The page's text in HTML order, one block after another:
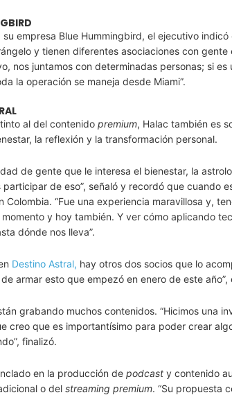
su empresa Blue Hummingbird, el ejecutivo
y tienen diferentes asociaciones con
nos juntamos con determinadas personas; si
la operación se maneja desde Miami”.
al del contenido premium, Halac también es
la reflexión y la transformación personal.
de gente que le interesa el bienestar, la
participar de eso”, señaló y recordó que cuando
Colombia. “Fue una experiencia maravillosa y,
momento y hoy también. Y ver cómo aplicando
dónde nos lleva”.
Destino Astral, hay otros dos socios que lo
armar esto que empezó en enero de este año”,
grabando muchos contenidos. “Hicimos una
creo que es importantísimo para poder crear
finalizó.
en la producción de podcast y contenido
o del streaming premium. “Su propuesta